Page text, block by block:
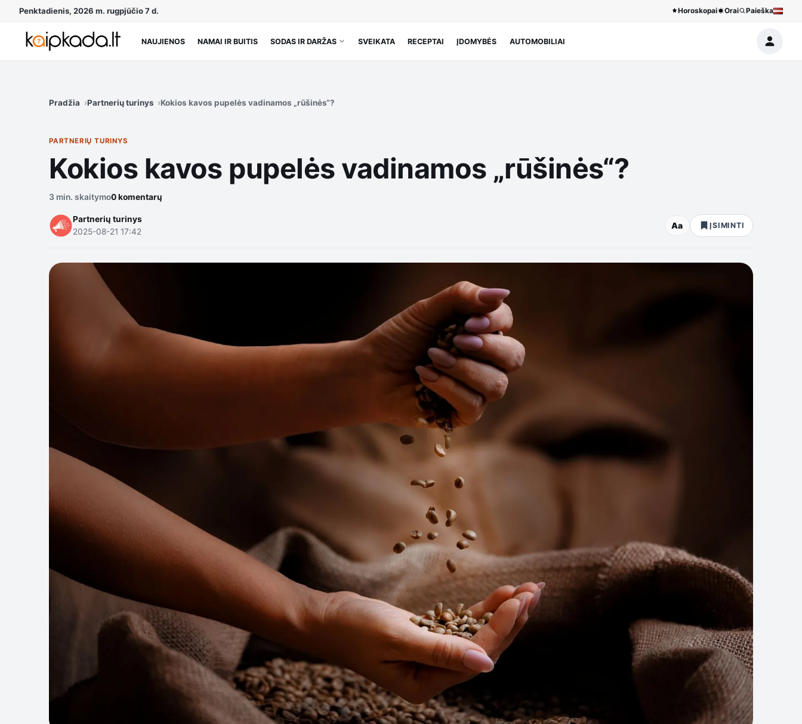
Penktadienis, 2026 m. rugpjūčio 7 d. Horoskopai Orai Paieška
NAUJIENOS NAMAI IR BUITIS SODAS IR DARŽAS SVEIKATA RECEPTAI ĮDOMYBĖS AUTOMOBILIAI
Pradžia Partnerių turinys Kokios kavos pupelės vadinamos „rūšinės“?
PARTNERIŲ TURINYS
Kokios kavos pupelės vadinamos „rūšinės“?
3 min. skaitymo0 komentarų
Partnerių turinys
2025-08-21 17:42
Aa ĮSIMINTI